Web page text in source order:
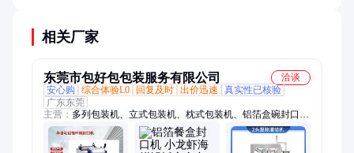
相关厂家
东莞市包好包包装服务有限公司
洽谈
安心购
综合体验L0 回复及时 出价迅速
真实性已核验
广东东莞
主营： 多列包装机、立式包装机、枕式包装机、铝箔盒碗封口
机、粉末包装机、自动贴标机、自动灌装机、食品包装机械、液
体包装机、干燥剂包装机、给袋包装机、颗粒包装机